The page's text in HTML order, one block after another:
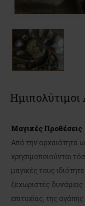
Ημιπολύτιμοι
Μαγικές Προθέσεις
Από την αρχαιότητα
χρησιμοποιούνται
μαγικές τους
ξεχωριστές
επιτυχίας, της